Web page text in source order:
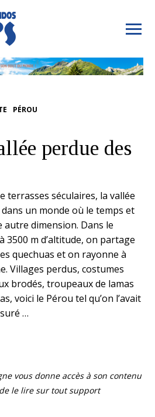
PÉROU
perdue des
terrasses séculaires, la vallée
un monde où le temps et
autre dimension. Dans le
3500 m d’altitude, on partage
quechuas et on rayonne à
Villages perdus, costumes
brodés, troupeaux de lamas
voici le Pérou tel qu’on l’avait
…
vous donne accès à son contenu
le lire sur tout support